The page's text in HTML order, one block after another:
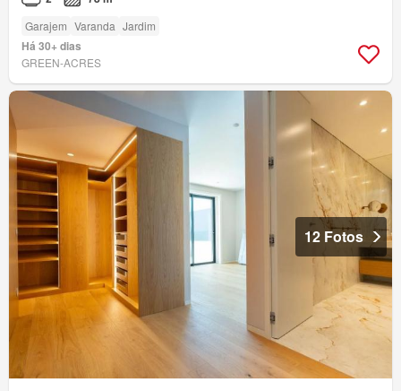
Garajem Varanda Jardim
Há 30+ dias
GREEN-ACRES
12 Fotos